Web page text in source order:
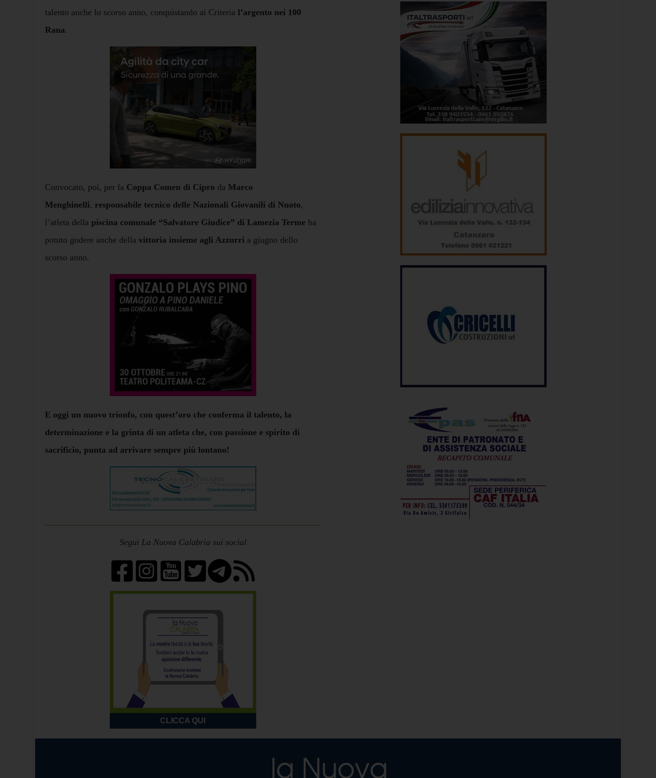
talento anche lo scorso anno, conquistando ai Criteria l’argento nei 100
Rana.
Convocato, poi, per la Coppa Comen di Cipro da Marco
Menghinelli, responsabile tecnico delle Nazionali Giovanili di Nuoto,
l’atleta della piscina comunale “Salvatore Giudice” di Lamezia Terme ha
potuto godere anche della vittoria insieme agli Azzurri a giugno dello
scorso anno.
E oggi un nuovo trionfo, con quest’oro che conferma il talento, la
determinazione e la grinta di un atleta che, con passione e spirito di
sacrificio, punta ad arrivare sempre più lontano!
Segui La Nuova Calabria sui social
CLICCA QUI